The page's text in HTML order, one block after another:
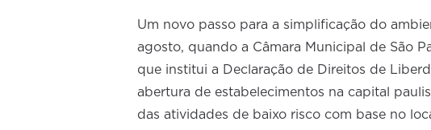
Um novo passo para a simplificação do
agosto, quando a Câmara Municipal de São
que institui a Declaração de Direitos de
abertura de estabelecimentos na capital
das atividades de baixo risco com base no